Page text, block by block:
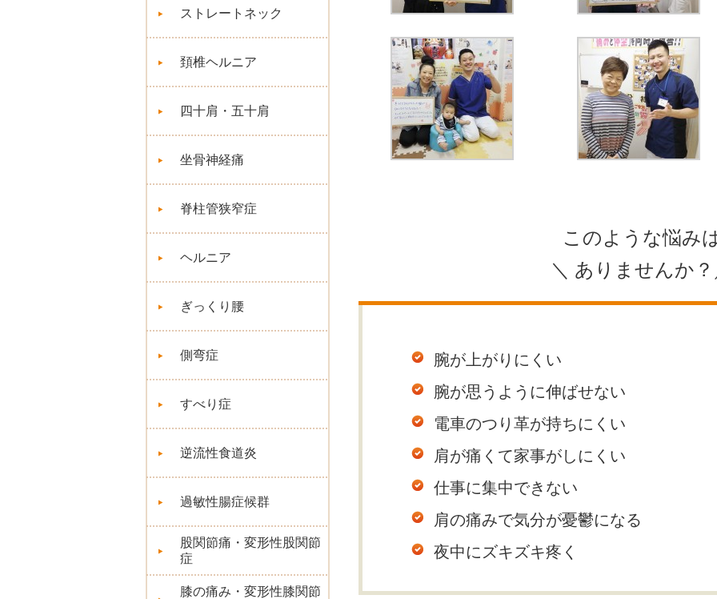
ストレートネック
頚椎ヘルニア
四十肩・五十肩
坐骨神経痛
脊柱管狭窄症
ヘルニア
ぎっくり腰
側弯症
すべり症
逆流性食道炎
過敏性腸症候群
股関節痛・変形性股関節
症
膝の痛み・変形性膝関節
このような悩み
＼ ありませんか
腕が上がりにくい
腕が思うように伸ばせない
電車のつり革が持ちにくい
肩が痛くて家事がしにくい
仕事に集中できない
肩の痛みで気分が憂鬱になる
夜中にズキズキ疼く